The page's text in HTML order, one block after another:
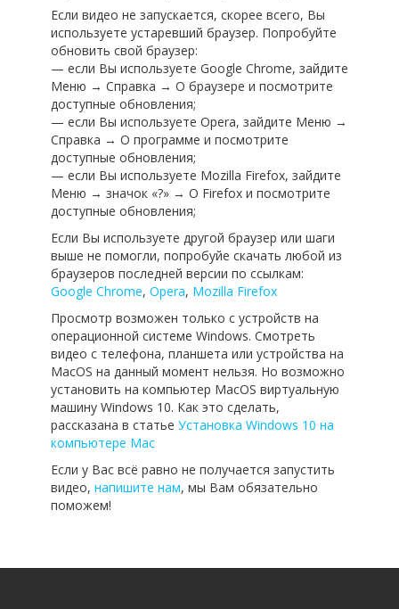
Если видео не запускается, скорее всего, Вы
используете устаревший браузер. Попробуйте
обновить свой браузер:
— если Вы используете Google Chrome, зайдите
Меню → Справка → О браузере и посмотрите
доступные обновления;
— если Вы используете Opera, зайдите Меню →
Справка → О программе и посмотрите
доступные обновления;
— если Вы используете Mozilla Firefox, зайдите
Меню → значок «?» → О Firefox и посмотрите
доступные обновления;
Если Вы используете другой браузер или шаги
выше не помогли, попробуйе скачать любой из
браузеров последней версии по ссылкам:
Google Chrome, Opera, Mozilla Firefox
Просмотр возможен только с устройств на
операционной системе Windows. Смотреть
видео с телефона, планшета или устройства на
MacOS на данный момент нельзя. Но возможно
установить на компьютер MacOS виртуальную
машину Windows 10. Как это сделать,
рассказана в статье Установка Windows 10 на
компьютере Mac
Если у Вас всё равно не получается запустить
видео, напишите нам, мы Вам обязательно
поможем!